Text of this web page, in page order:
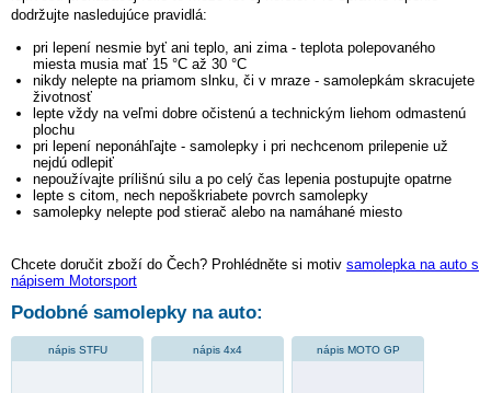
dodržujte nasledujúce pravidlá:
pri lepení nesmie byť ani teplo, ani zima - teplota polepovaného
miesta musia mať 15 °C až 30 °C
nikdy nelepte na priamom slnku, či v mraze - samolepkám skracujete
životnosť
lepte vždy na veľmi dobre očistenú a technickým liehom odmastenú
plochu
pri lepení neponáhľajte - samolepky i pri nechcenom prilepenie už
nejdú odlepiť
nepoužívajte prílišnú silu a po celý čas lepenia postupujte opatrne
lepte s citom, nech nepoškriabete povrch samolepky
samolepky nelepte pod stierač alebo na namáhané miesto
Chcete doručit zboží do Čech? Prohlédněte si motiv samolepka na auto s
nápisem Motorsport
Podobné samolepky na auto:
nápis STFU nápis 4x4 nápis MOTO GP